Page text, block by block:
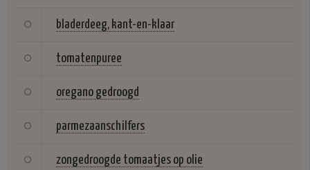
bladerdeeg, kant-en-klaar
tomatenpuree
oregano gedroogd
parmezaanschilfers
zongedroogde tomaatjes op olie